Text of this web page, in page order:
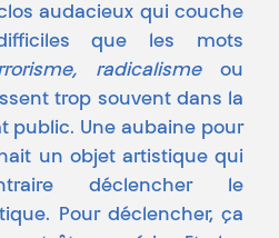
audacieux qui couche
que les mots
radicalisme ou
trop souvent dans la
public. Une aubaine pour
un objet artistique qui
déclencher le
Pour déclencher, ça